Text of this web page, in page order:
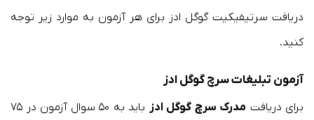
دریافت سرتیفیکیت گوگل ادز برای هر آزمون به موارد زیر توجه
کنید.
آزمون تبلیغات سرچ گوگل ادز
برای دریافت مدرک سرچ گوگل ادز
باید به ۵۰ سوال آزمون در ۷۵